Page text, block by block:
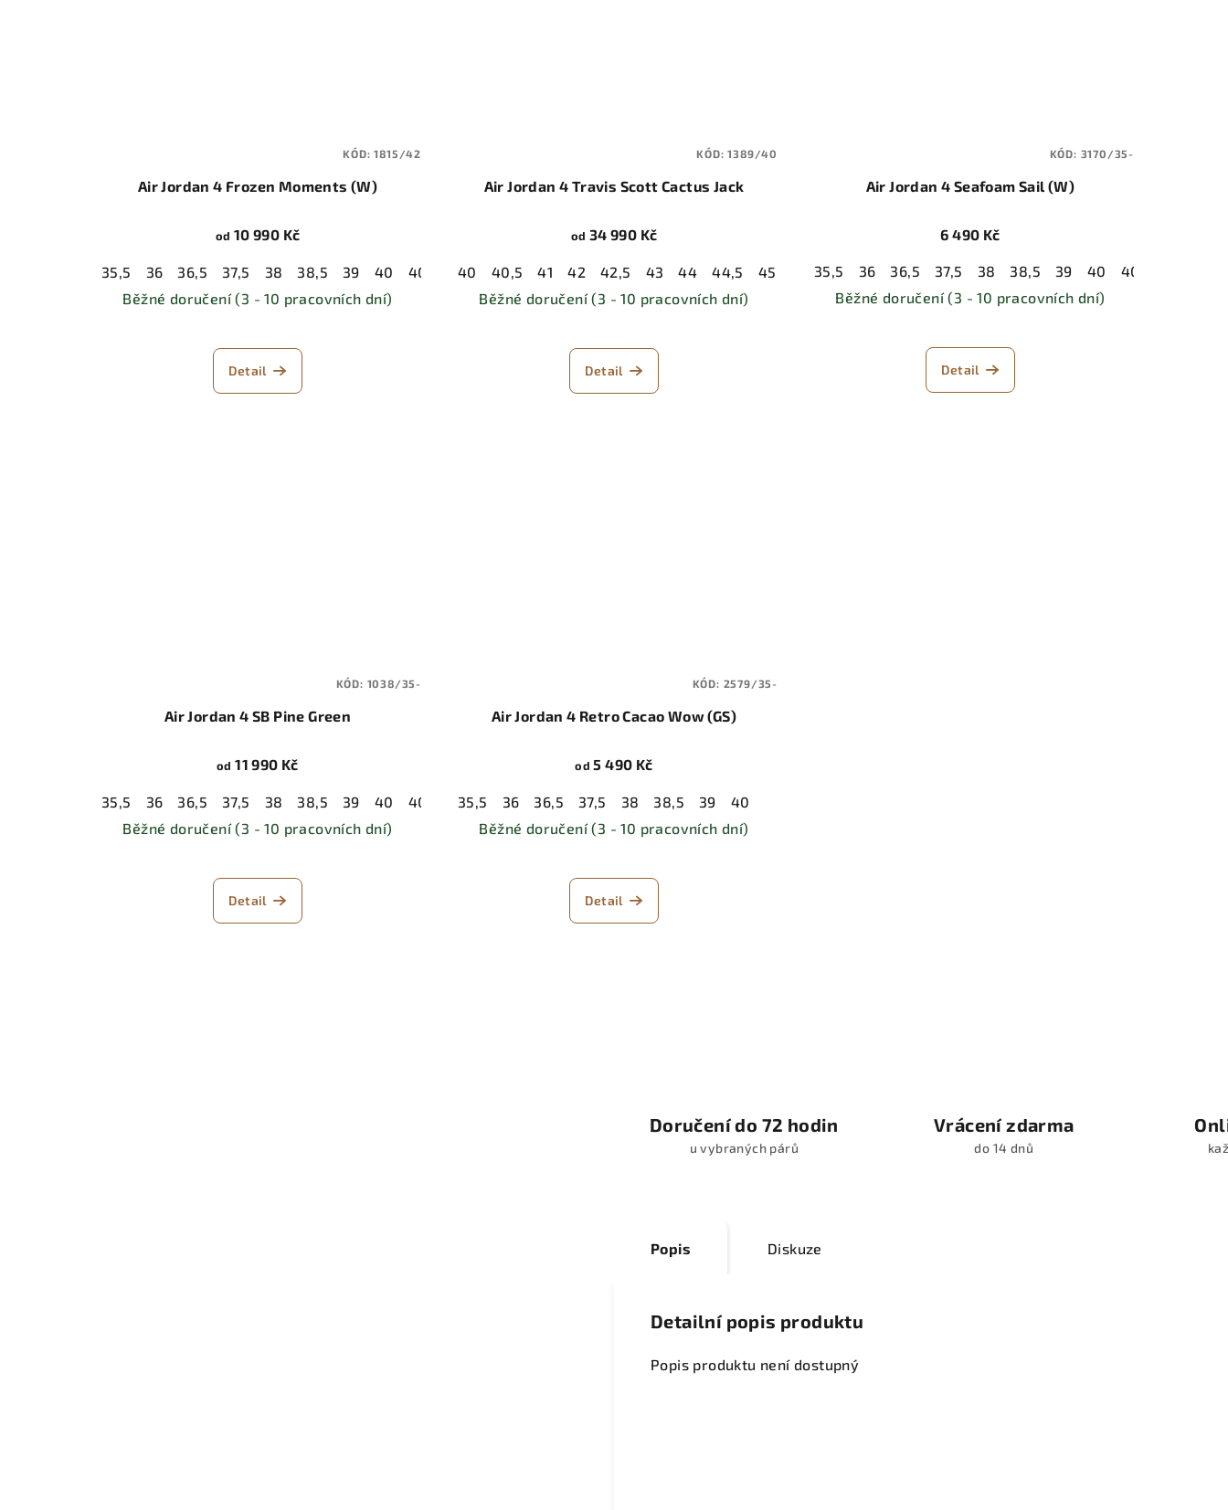
Air Jordan 4 Frozen Moments (W)
od 10 990 Kč
35,5 36 36,5 37,5 38 38,5 39 40 40,5 41 42 42,5 43 44
44,5
Běžné doručení (3 - 10 pracovních dní)
Detail
KÓD:1815/42
Air Jordan 4 Travis Scott Cactus Jack
od 34 990 Kč
40 40,5 41 42 42,5 43 44 44,5 45 45,5 46 47
47,5
Běžné doručení (3 - 10 pracovních dní)
Detail
KÓD:1389/40
Air Jordan 4 Seafoam Sail (W)
6 490 Kč
35,5 36 36,5 37,5 38 38,5 39 40 40,5
Běžné doručení (3 - 10 pracovních dní)
Detail
KÓD: 3170/35-
Air Jordan 4 SB Pine Green
od 11 990 Kč
35,5 36 36,5 37,5 38 38,5 39 40 40,5 41 42 42,5 43 44 44,5 45 45,5
Běžné doručení (3 - 10 pracovních dní)
Detail
KÓD: 1038/35-
Air Jordan 4 Retro Cacao Wow (GS)
od 5 490 Kč
35,5 36 36,5 37,5 38 38,5 39
40
Běžné doručení (3 - 10 pracovních dní)
Detail
KÓD: 2579/35-
Doručení do 72 hodin
u vybraných párů
Vrácení zdarma
do 14 dnů
Popis Diskuze
Detailní popis produktu
Popis produktu není dostupný